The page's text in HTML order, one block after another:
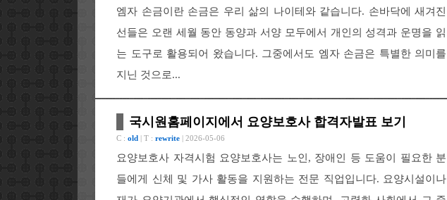
엠자 손금이란 손금은 우리 삶의 나이테와 같습니다. 손바닥에 새겨진
선들은 오랜 세월 동안 동양과 서양 모두에서 개인의 성격과 운명을 읽
는 도구로 활용되어 왔습니다. 그중에서도 엠자 손금은 특별한 의미를
지닌 것으로...
국시원홈페이지에서 요양보호사 합격자발표 보기
C : old | T : rewrite | 2026-05-06
요양보호사 자격시험 요양보호사는 노인, 장애인 등 도움이 필요한 분
들에게 신체 및 가사 활동을 지원하는 전문 직업입니다. 요양시설이나